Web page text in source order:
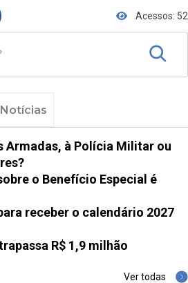
Acessos: 52
Armadas, à Polícia Militar ou
o Benefício Especial é
receber o calendário 2027
R$ 1,9 milhão
Ver todas